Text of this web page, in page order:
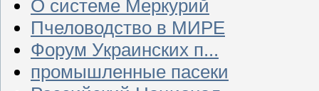
О системе Меркурий
Пчеловодство в МИРЕ
Форум Украинских п...
промышленные пасеки